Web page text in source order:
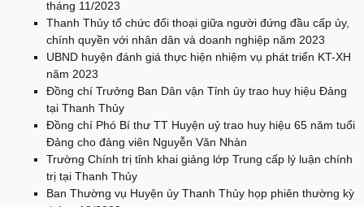
tháng 11/2023
Thanh Thủy tổ chức đối thoại giữa người đứng đầu cấp ủy,
chính quyền với nhân dân và doanh nghiệp năm 2023
UBND huyện đánh giá thực hiện nhiệm vụ phát triển KT-XH
năm 2023
Đồng chí Trưởng Ban Dân vận Tỉnh ủy trao huy hiệu Đảng
tại Thanh Thủy
Đồng chí Phó Bí thư TT Huyện uỷ trao huy hiệu 65 năm tuổi
Đảng cho đảng viên Nguyễn Văn Nhàn
Trường Chính trị tỉnh khai giảng lớp Trung cấp lý luận chính
trị tại Thanh Thủy
Ban Thường vụ Huyện ủy Thanh Thủy họp phiên thường kỳ